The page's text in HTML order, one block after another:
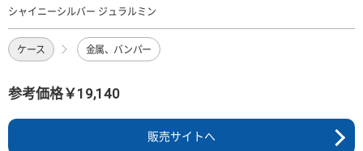
シャイニーシルバー ジュラルミン
ケース 金属、バンパー
参考価格￥19,140
販売サイトへ